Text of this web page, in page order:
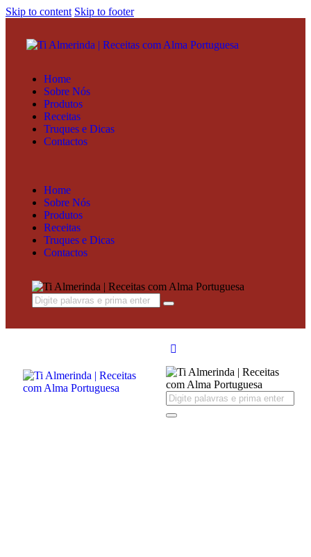
Skip to content Skip to footer
Home
Sobre Nós
Produtos
Receitas
Truques e Dicas
Contactos
Home
Sobre Nós
Produtos
Receitas
Truques e Dicas
Contactos